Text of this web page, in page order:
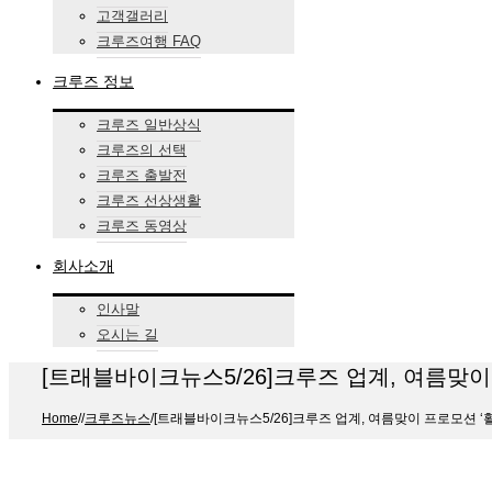
고객갤러리
크루즈여행 FAQ
크루즈 정보
크루즈 일반상식
크루즈의 선택
크루즈 출발전
크루즈 선상생활
크루즈 동영상
회사소개
인사말
오시는 길
[트래블바이크뉴스5/26]크루즈 업계, 여름맞이
Home//크루즈뉴스/[트래블바이크뉴스5/26]크루즈 업계, 여름맞이 프로모션 ‘